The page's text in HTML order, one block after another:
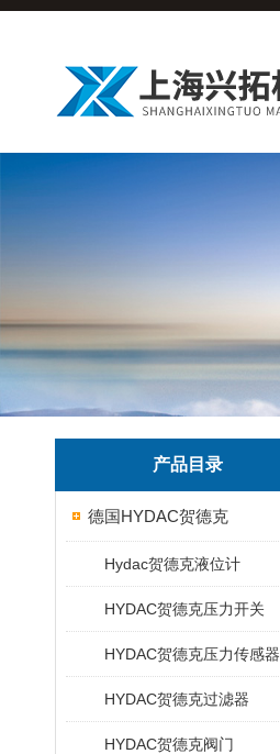
产品目录
德国HYDAC贺德克
Hydac贺德克液位计
HYDAC贺德克压力开关
HYDAC贺德克压力传感器
HYDAC贺德克过滤器
HYDAC贺德克阀门